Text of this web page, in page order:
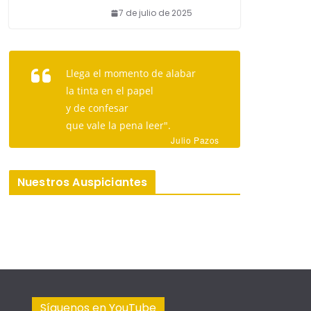
7 de julio de 2025
Llega el momento de alabar
la tinta en el papel
y de confesar
que vale la pena leer".
Julio Pazos
Nuestros Auspiciantes